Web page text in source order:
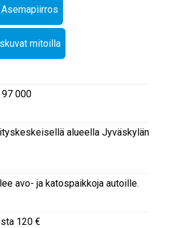
Asemapiirros
mitoilla
000
alueella Jyväskylän
avo- ja katospaikkoja autoille.
120 €